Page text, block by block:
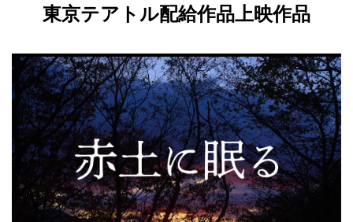
東京テアトル配給作品上映作品